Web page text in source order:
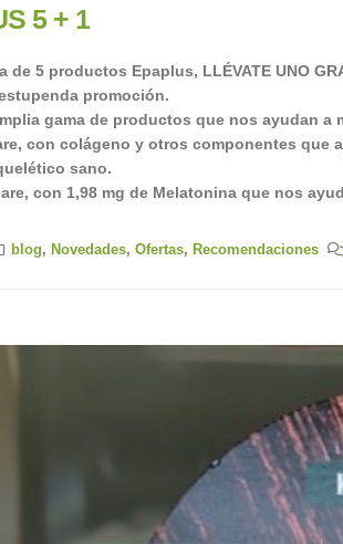
5 + 1
de 5 productos Epaplus, LLÉVATE UNO
promoción.
gama de productos que nos ayudan a
con colágeno y otros componentes que
sano.
con 1,98 mg de Melatonina que nos
blog, Novedades,Ofertas, Recomendaciones